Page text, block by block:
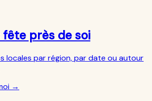
près de soi
locales par région, par date ou autour
→